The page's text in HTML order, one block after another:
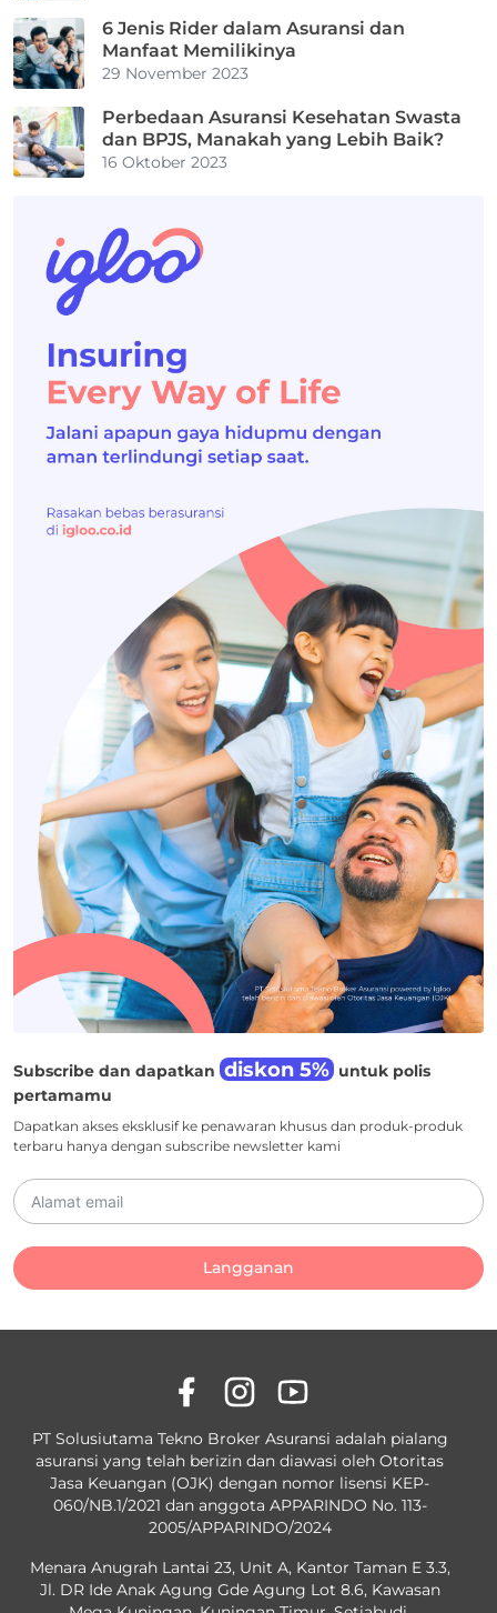
6 Jenis Rider dalam Asuransi dan
Manfaat Memilikinya
29 November 2023
Perbedaan Asuransi Kesehatan Swasta
dan BPJS, Manakah yang Lebih Baik?
16 Oktober 2023
Subscribe dan dapatkan diskon 5% untuk polis
pertamamu
Dapatkan akses eksklusif ke penawaran khusus dan produk-produk
terbaru hanya dengan subscribe newsletter kami
Langganan
PT Solusiutama Tekno Broker Asuransi adalah pialang
asuransi yang telah berizin dan diawasi oleh Otoritas
Jasa Keuangan (OJK) dengan nomor lisensi KEP-
060/NB.1/2021 dan anggota APPARINDO No. 113-
2005/APPARINDO/2024
Menara Anugrah Lantai 23, Unit A, Kantor Taman E 3.3,
Jl. DR Ide Anak Agung Gde Agung Lot 8.6, Kawasan